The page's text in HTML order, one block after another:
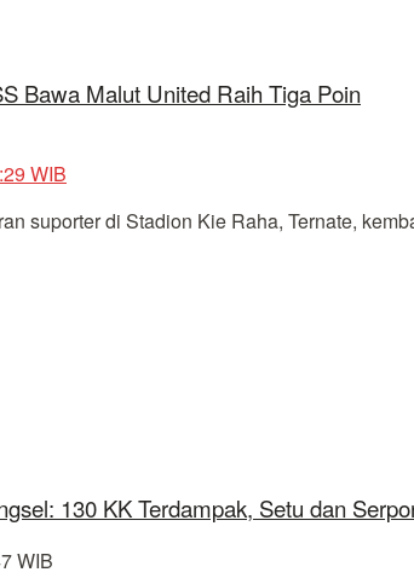
Bawa Malut United Raih Tiga Poin
WIB
suporter di Stadion Kie Raha, Ternate,
130 KK Terdampak, Setu dan
WIB